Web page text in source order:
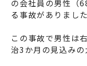
の会社員の男性（
る事故がありました
この事故で男性は
治3か月の見込みの